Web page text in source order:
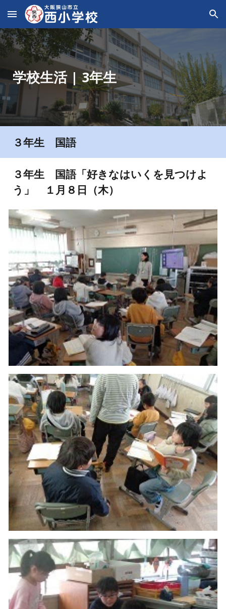
Skip to main content Skip to navigation
学校生活 | 3年生
３年生 国語
３年生 国語「好きなはいくを見つけよ
う 」 １月 ８ 日（木）